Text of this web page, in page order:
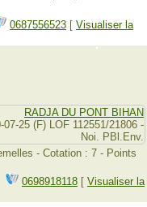
0687556523 [ Visualiser la
RADJA DU PONT BIHAN
07-25 (F) LOF 112551/21806 -
Noi. PBl.Env.
- Cotation : 7 - Points
0698918118 [ Visualiser la